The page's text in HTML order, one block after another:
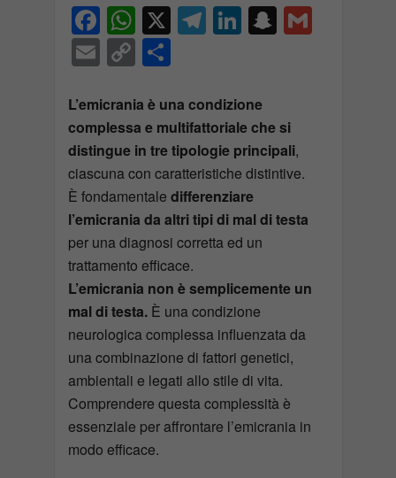
F
ac
e
b
o
o
k
W
h
at
s
A
p
p
X T
gr
a
m
Li
e
dI
n
S
c
h
at
G
E
ai
l
C
p
y
Li
n
k
C
n
di
vi
di
L’emicrania è una condizione
complessa e multifattoriale che si
distingue in tre tipologie principali,
ciascuna con caratteristiche distintive.
È fondamentale differenziare
l’emicrania da altri tipi di mal di testa
per una diagnosi corretta ed un
trattamento efficace.
L’emicrania non è semplicemente un
mal di testa.È una condizione
neurologica complessa influenzata da
una combinazione di fattori genetici,
ambientali e legati allo stile di vita.
Comprendere questa complessità è
essenziale per affrontare l’emicrania in
modo efficace.